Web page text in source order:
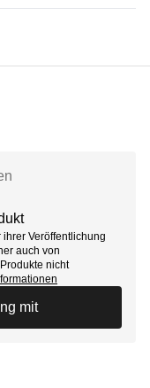
Veröffentlichung
auch von
nicht
mit